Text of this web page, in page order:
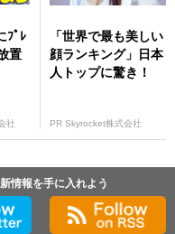
ﾌﾟﾚ
置
社
「世界で最も美しい
顔ランキング」日本
人トップに驚き！
PR Skyrocket株式会社
情報を手に入れよう